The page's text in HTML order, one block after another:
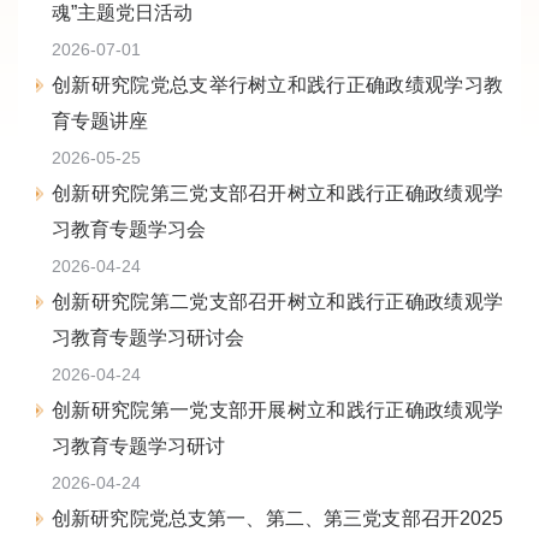
魂”主题党日活动
2026-07-01
创新研究院党总支举行树立和践行正确政绩观学习教
育专题讲座
2026-05-25
创新研究院第三党支部召开树立和践行正确政绩观学
习教育专题学习会
2026-04-24
创新研究院第二党支部召开树立和践行正确政绩观学
习教育专题学习研讨会
2026-04-24
创新研究院第一党支部开展树立和践行正确政绩观学
习教育专题学习研讨
2026-04-24
创新研究院党总支第一、第二、第三党支部召开2025